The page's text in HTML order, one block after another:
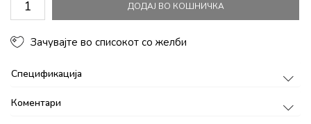
ДОДАЈ ВО КОШНИЧКА
Зачувајте во списокот со желби
Спецификација
Коментари